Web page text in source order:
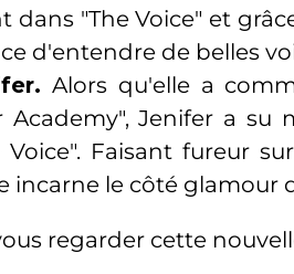
dans "The Voice" et
d'entendre de belles
Alors qu'elle a
Academy", Jenifer a su
Voice". Faisant fureur
incarne le côté glamour
regarder cette